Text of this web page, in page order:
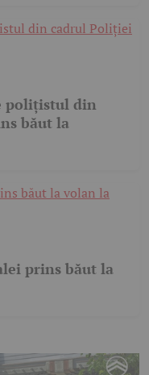
polițistul din
băut la
prins băut la